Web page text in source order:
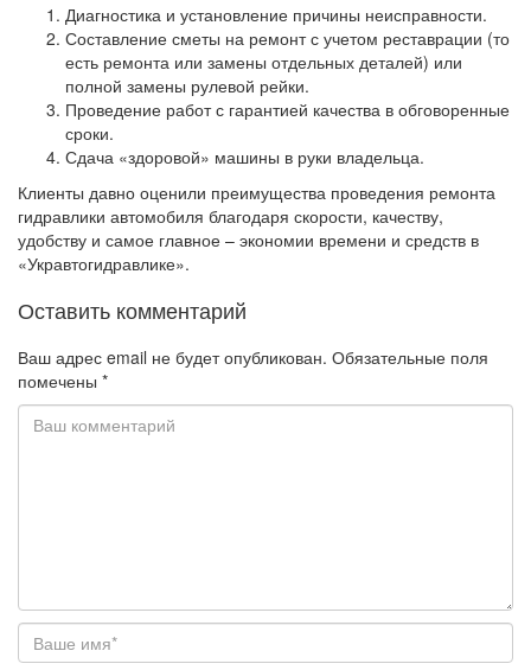
Диагностика и установление причины неисправности.
Составление сметы на ремонт с учетом реставрации (то
есть ремонта или замены отдельных деталей) или
полной замены рулевой рейки.
Проведение работ с гарантией качества в обговоренные
сроки.
Сдача «здоровой» машины в руки владельца.
Клиенты давно оценили преимущества проведения ремонта
гидравлики автомобиля благодаря скорости, качеству,
удобству и самое главное – экономии времени и средств в
«Укравтогидравлике».
Оставить комментарий
Ваш адрес email не будет опубликован. Обязательные поля
помечены *